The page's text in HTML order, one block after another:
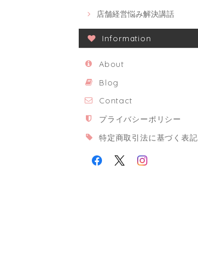
店舗経営悩み解決講話
Information
About
Blog
Contact
プライバシーポリシー
特定商取引法に基づく表記